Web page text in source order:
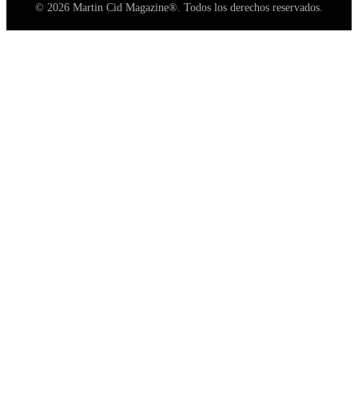
© 2026 Martin Cid Magazine®. Todos los derechos reservados.